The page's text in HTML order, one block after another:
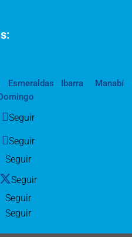
Esmeraldas Ibarra
Manabí
Seguir
Seguir
Seguir
Seguir
Seguir
Seguir